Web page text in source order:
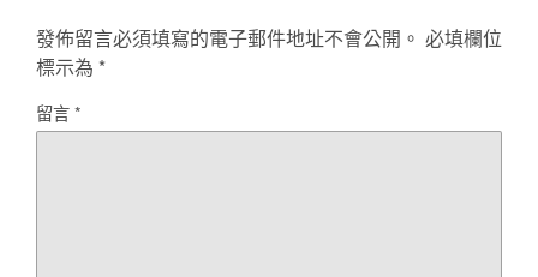
發佈留言必須填寫的電子郵件地址不會公開。 必填欄位
標示為 *
留言*